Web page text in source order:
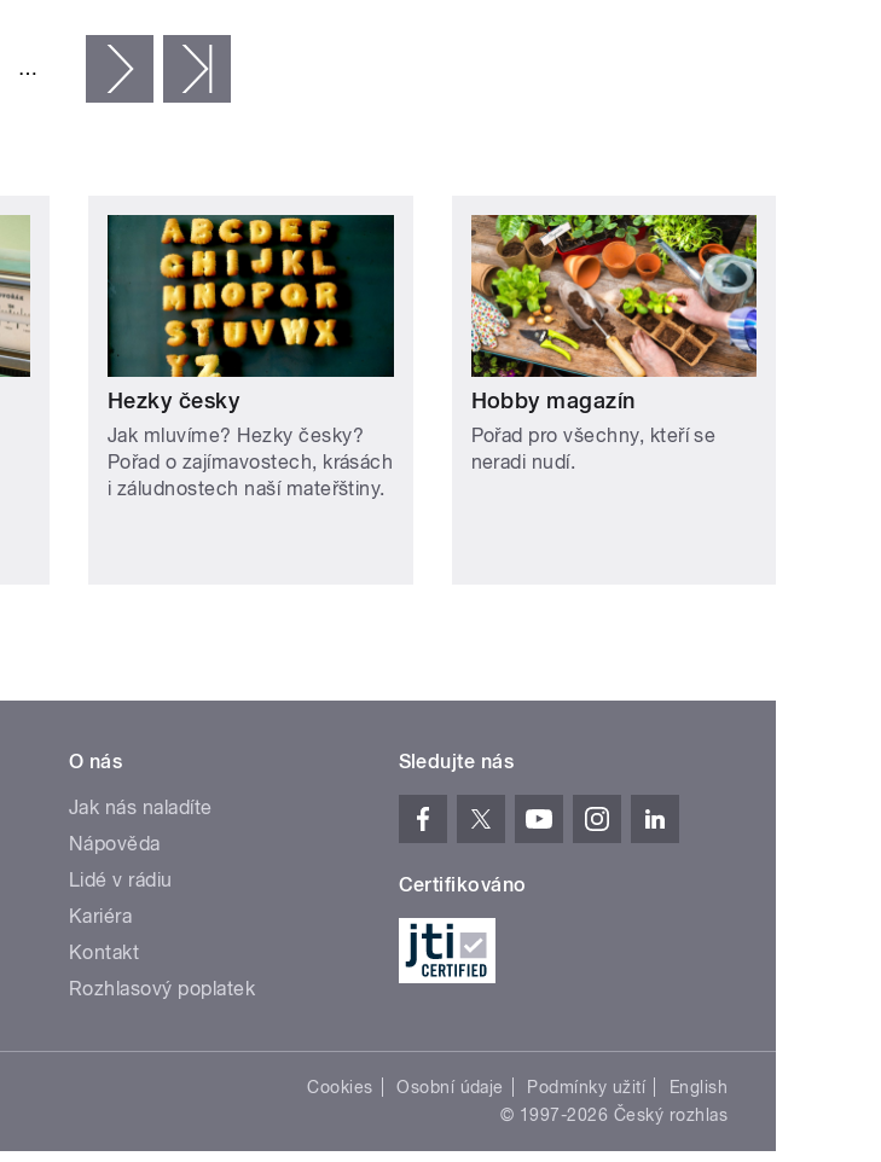
… následující ›
Hezky česky
Jak mluvíme? Hezky česky?
Pořad o zajímavostech, krásách
i záludnostech naší mateřštiny.
Hobby magazín
Pořad pro všechny, kteří se
neradi nudí.
O nás
Jak nás naladíte
Nápověda
Lidé v rádiu
Kariéra
Kontakt
Rozhlasový poplatek
Sledujte nás
Certifikováno
Cookies Osobní údaje Podmínky užití
English
© 1997-2026 Český rozhlas